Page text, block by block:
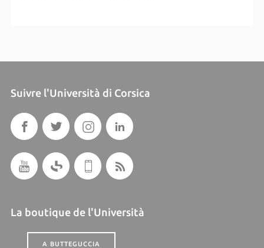
Suivre l'Università di Corsica
La boutique de l'Università
A BUTTEGUCCIA